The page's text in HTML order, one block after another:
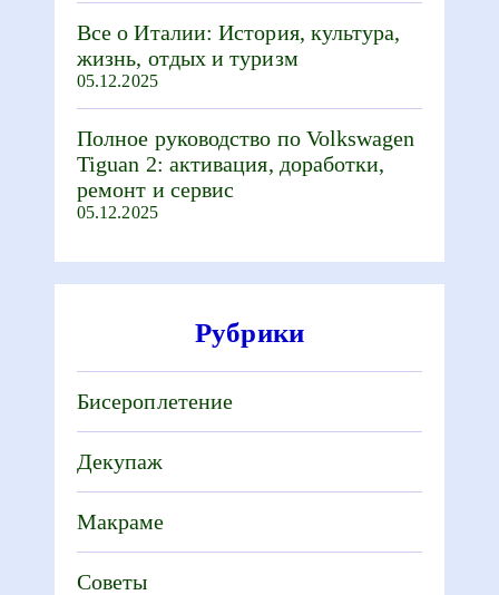
Все о Италии: История, культура,
жизнь, отдых и туризм
05.12.2025
Полное руководство по Volkswagen
Tiguan 2: активация, доработки,
ремонт и сервис
05.12.2025
Рубрики
Бисероплетение
Декупаж
Макраме
Советы